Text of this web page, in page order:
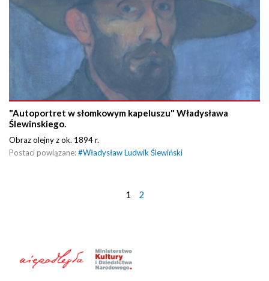
"Autoportret w słomkowym kapeluszu" Władysława
Ślewinskiego.
Obraz olejny z ok. 1894 r.
Postaci powiązane:#Władysław Ludwik Ślewiński
1 2